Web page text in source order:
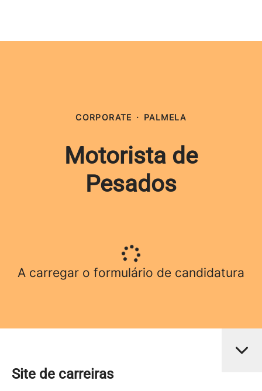
CORPORATE · PALMELA
Motorista de
Pesados
A carregar o formulário de candidatura
Site de carreiras